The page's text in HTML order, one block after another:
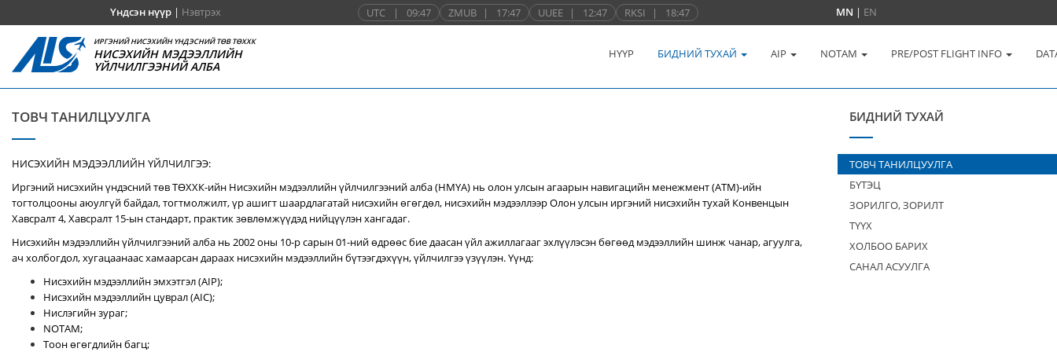
Үндсэн нүүр| Нэвтрэх UTC | 09:47 ZMUB | 17:47 UUEE | 12:47 RKSI | 18:47 MN | EN
ИРГЭНИЙ НИСЭХИЙН ҮНДЭСНИЙ ТӨВ ТӨХХК
НИСЭХИЙН МЭДЭЭЛЛИЙН
ҮЙЛЧИЛГЭЭНИЙ АЛБА
НҮҮР БИДНИЙ ТУХАЙ AIP NOTAM PRE/POST FLIGHT INFO
ТОВЧ ТАНИЛЦУУЛГА
НИСЭХИЙН МЭДЭЭЛЛИЙН ҮЙЛЧИЛГЭЭ:
Иргэний нисэхийн үндэсний төв ТӨХХК-ийн Нисэхийн мэдээллийн үйлчилгээний алба (НМҮА) нь олон улсын агаарын навигацийн менежмент (ATM)-ийн
тогтолцооны аюулгүй байдал, тогтмолжилт, үр ашигт шаардлагатай нисэхийн өгөгдөл, нисэхийн мэдээллээр Олон улсын иргэний нисэхийн тухай Конвенцын
Хавсралт 4, Хавсралт 15-ын стандарт, практик зөвлөмжүүдэд нийцүүлэн хангадаг.
Нисэхийн мэдээллийн үйлчилгээний алба нь 2002 оны 10-р сарын 01-ний өдрөөс бие даасан үйл ажиллагааг эхлүүлэсэн бөгөөд мэдээллийн шинж чанар, агуулга,
ач холбогдол, хугацаанаас хамаарсан дараах нисэхийн мэдээллийн бүтээгдэхүүн, үйлчилгээ үзүүлэн. Үүнд:
Нисэхийн мэдээллийн эмхэтгэл (AIP);
Нисэхийн мэдээллийн цуврал (AIC);
Нислэгийн зураг;
NOTAM;
Тоон өгөгдлийн багц;
БИДНИЙ ТУХАЙ
ТОВЧ ТАНИЛЦУУЛГА
БҮТЭЦ
ЗОРИЛГО, ЗОРИЛТ
ТҮҮХ
ХОЛБОО БАРИХ
САНАЛ АСУУЛГА